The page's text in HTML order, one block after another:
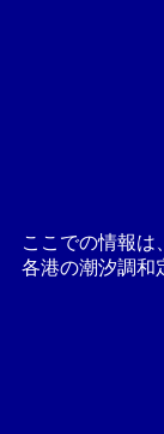
ここでの情報は
各港の潮汐調和